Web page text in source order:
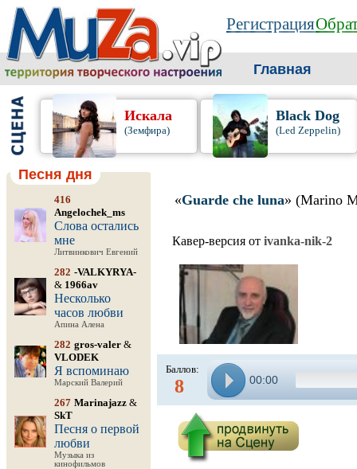
Регистрация
Главная
Искала
(Земфира)
Black Dog
(Led Zeppelin)
Песня дня
416
Angelochek_ms
Слова остались
мне
Литвинкович Евгений
282 -VALKYRYA-
& 1966av
Несколько
часов любви
Апина Алена
282 gros-valer &
VLODEK
Я вспоминаю
Марский Валерий
267 Marinajazz &
SkT
Песня о первой
любви
Музыка из
кинофильмов
«Guarde che luna» (Marino
Кавер-версия от ivanka-nik-2
Баллов:
8 00:00